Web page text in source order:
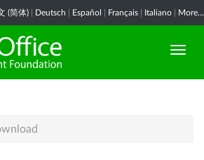
(简体) Deutsch Español Français Italiano More...